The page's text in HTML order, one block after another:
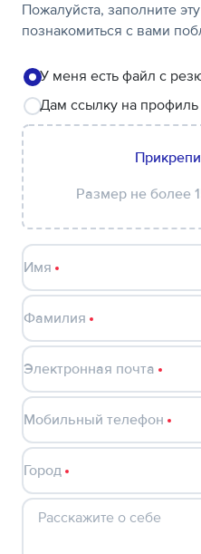
Пожалуйста, заполните
познакомиться с вами
У меня есть файл с
Дам ссылку на профиль
Размер не более
Имя
Фамилия
Электронная почта
Мобильный телефон
Город
Расскажите о себе